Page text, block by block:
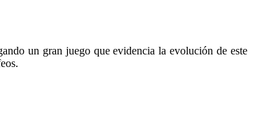
un gran juego que evidencia la evolución de este